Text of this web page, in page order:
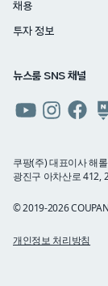
채용
투자 정보
뉴스룸 SNS 채널
유튜브인스타그램
페이스북
네
블
쿠팡(주) 대표이사 해
광진구 아차산로 412,
© 2019-2026
개인정보 처리방침